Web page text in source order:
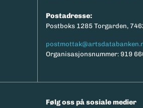
Postadresse:
Postboks 1285 Torgarden,
Organisasjonsnummer: 919
Følg oss på sosiale medier